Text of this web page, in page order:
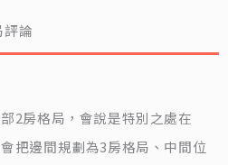
評論
2房格局，會說是特別之處在
把邊間規劃為3房格局、中間位